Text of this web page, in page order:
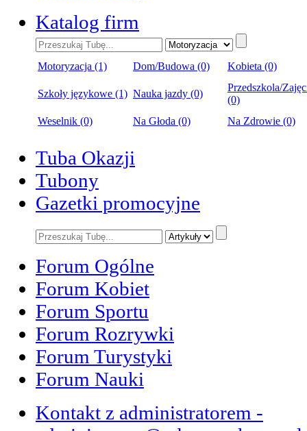
Katalog firm
Motoryzacja (1) Dom/Budowa (0) Kobieta (0)
Szkoły językowe (1) Nauka jazdy (0)
Przedszkola/
(0)
Weselnik (0)
Na Głoda (0) Na Zdrowie (0)
Tuba Okazji
Tubony
Gazetki promocyjne
Forum Ogólne
Forum Kobiet
Forum Sportu
Forum Rozrywki
Forum Turystyki
Forum Nauki
Kontakt z administratorem -